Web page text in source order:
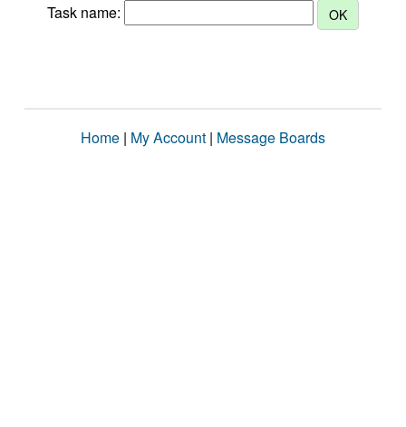
Task name:
Home | My Account | Message Boards